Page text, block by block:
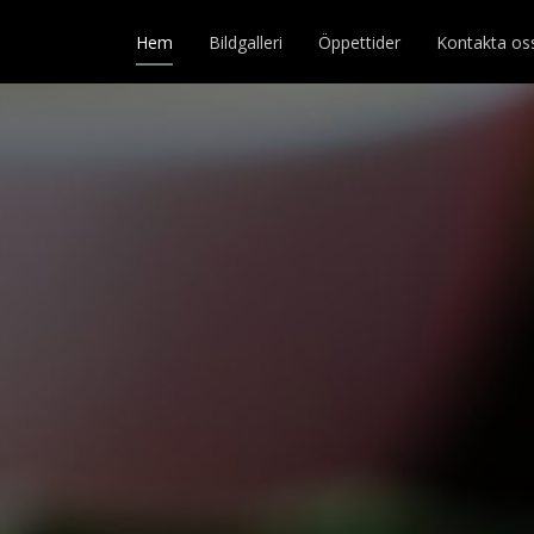
Hem Bildgalleri Öppettider Kontakta